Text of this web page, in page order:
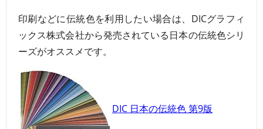
印刷などに伝統色を利用したい場合は、DICグラフィ
ックス株式会社から発売されている日本の伝統色シリ
ーズがオススメです。
DIC 日本の伝統色 第9版